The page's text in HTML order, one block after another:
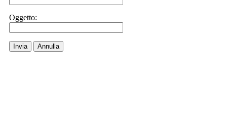
Oggetto:
Invia Annulla